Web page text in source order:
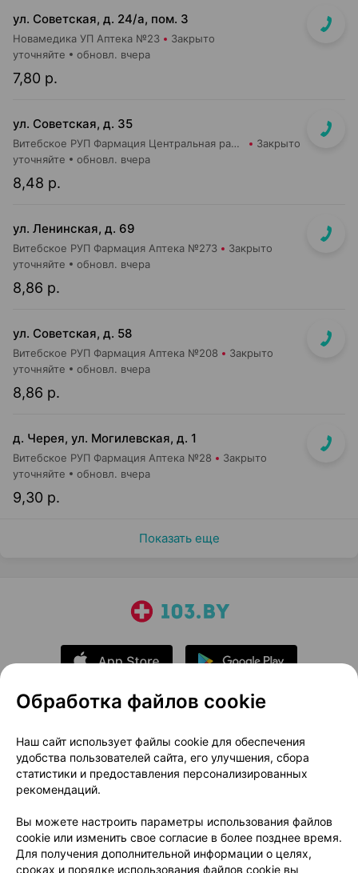
ул. Советская, д. 24/а, пом. 3
Новамедика УП Аптека №23 Закрыто
7,80 р.
уточняйте обновл. вчера
ул. Советская, д. 35
Витебское РУП Фармация Центральная районная аптека №27 Закрыто
8,48 р.
уточняйте обновл. вчера
ул. Ленинская, д. 69
Витебское РУП Фармация Аптека №273 Закрыто
8,86 р.
уточняйте обновл. вчера
ул. Советская, д. 58
Витебское РУП Фармация Аптека №208 Закрыто
8,86 р.
уточняйте обновл. вчера
д. Черея, ул. Могилевская, д. 1
Витебское РУП Фармация Аптека №28 Закрыто
9,30 р.
уточняйте обновл. вчера
Показать еще
О проекте
Новости проекта
Размещение рекламы
Медицинский маркетинг
Публичный договор
Доставка
Способы оплаты
Вакансии
Партнеры
Написать руководителю 103.by
Обработка файлов cookie
Наш сайт использует файлы cookie для обеспечения
удобства пользователей сайта, его улучшения, сбора
статистики и предоставления персонализированных
рекомендаций.
Вы можете настроить параметры использования файлов
cookie или изменить свое согласие в более позднее время.
Для получения дополнительной информации о целях,
сроках и порядке использования файлов cookie вы